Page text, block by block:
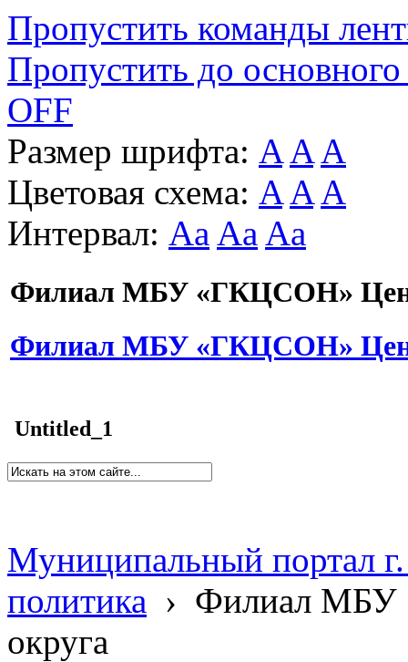
Пропустить команды
Пропустить до основного
OFF
Размер шрифта: A A A
Цветовая схема: A A A
Интервал: Aa Aa Aa
Филиал МБУ «ГКЦСОН»
Филиал МБУ «ГКЦСОН»
Untitled_1
Муниципальный портал
политика › Филиал МБУ
округа